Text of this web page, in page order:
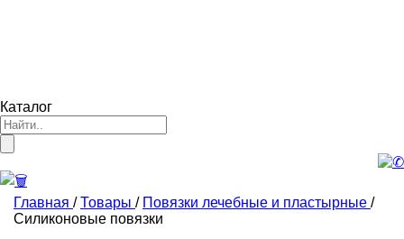
Каталог
Главная /Товары / Повязки лечебные и пластырные /
Силиконовые повязки